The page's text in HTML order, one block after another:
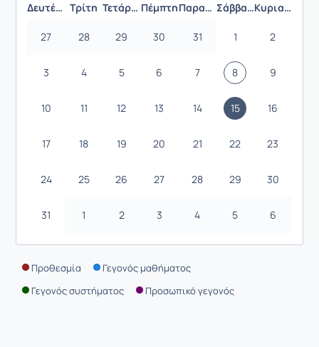
Δευτέρα Τρίτη Τετάρτη Πέμπτη Παρασκευή Σάββατο Κυριακή
27 28 29 30 31 1 2
3 4 5 6 7 8 9
10 11 12 13 14 15 16
17 18 19 20 21 22 23
24 25 26 27 28 29 30
31 1 2 3 4 5 6
Προθεσμία
Γεγονός μαθήματος
Γεγονός συστήματος
Προσωπικό γεγονός